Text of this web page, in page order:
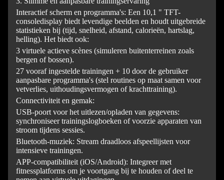
Interactief scherm en programma's: Een 10,1 " TFT-
consoledisplay biedt levendige beelden en houdt uitgebreide
statistieken bij (tijd, snelheid, afstand, calorieën, hartslag,
helling). Het biedt ook:
3 virtuele actieve scènes (simuleren buitenterreinen zoals
bergen of bossen).
27 vooraf ingestelde trainingen + 10 door de gebruiker
aanpasbare programma's (stel routines op maat samen voor
vetverlies, uithoudingsvermogen of krachttraining).
Connectiviteit en gemak:
USB-poort voor het uitlezen/opladen van gegevens:
synchroniseer trainingslogboeken of voorzie apparaten van
stroom tijdens sessies.
Bluetooth-muziek: Stream draadloos afspeellijsten voor
intensieve trainingen.
APP-compatibiliteit (iOS/Android): Integreer met
fitnessplatforms om je voortgang bij te houden of deel te